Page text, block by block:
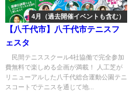
4月（過去開催イベントも含む）
【八千代市】八千代市テニスフ
ェスタ
民間テニススクール4社協働で完全参加
費無料で楽しめる企画が満載！ 人工芝が
リニューアルした八千代総合運動公園テニ
スコートでテニスを通じて地...